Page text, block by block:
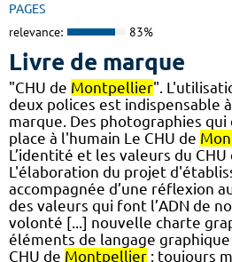
PAGES
relevance: 83%
Livre de marque
"CHU de Montpellier".
deux polices est indispensable
marque. Des photographies
place à l'humain Le CHU de
L’identité et les valeurs du CHU
L'élaboration du projet
accompagnée d’une réflexion
des valeurs qui font l’ADN de
volonté [...] nouvelle charte
éléments de langage
CHU de Montpellier : toujours